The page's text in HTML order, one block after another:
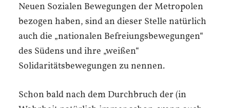
Neuen Sozialen Bewegungen der Metropolen
bezogen haben, sind an dieser Stelle natürlich
auch die „nationalen Befreiungsbewegungen“
des Südens und ihre „weißen“
Solidaritätsbewegungen zu nennen.
Schon bald nach dem Durchbruch der (in